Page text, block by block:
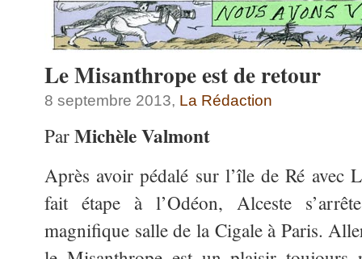
Le Misanthrope est de retour
8 septembre 2013, La Rédaction
ParMichèle Valmont
Après avoir pédalé sur l’île de Ré avec
fait étape à l’Odéon, Alceste
magnifique salle de la Cigale à Paris.